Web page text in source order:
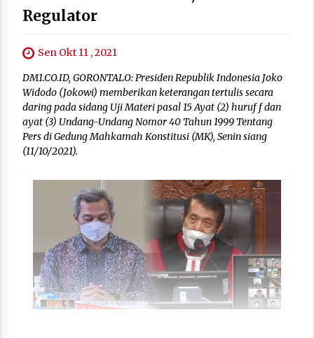
Regulator
Sen Okt 11 , 2021
DM1.CO.ID, GORONTALO: Presiden Republik Indonesia Joko
Widodo (Jokowi) memberikan keterangan tertulis secara
daring pada sidang Uji Materi pasal 15 Ayat (2) huruf f dan
ayat (3) Undang-Undang Nomor 40 Tahun 1999 Tentang
Pers di Gedung Mahkamah Konstitusi (MK), Senin siang
(11/10/2021).